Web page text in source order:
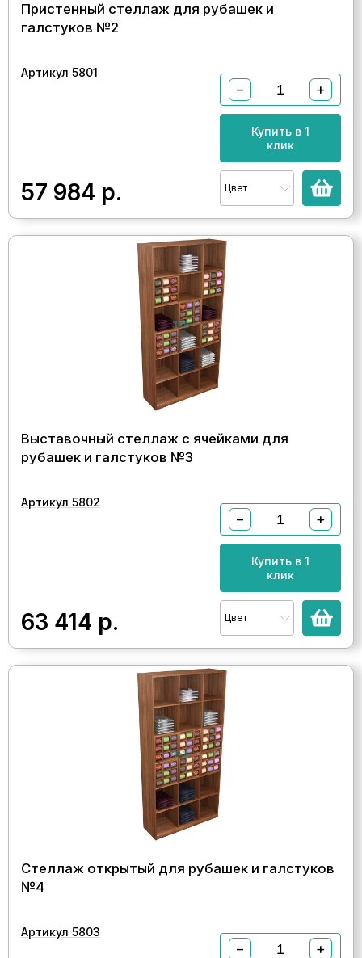
Пристенный стеллаж для рубашек и
галстуков №2
Артикул 5801
57 984 р.
− +
Купить в 1
клик
Цвет
Выставочный стеллаж с ячейками для
рубашек и галстуков №3
Артикул 5802
63 414 р.
− +
Купить в 1
клик
Цвет
Стеллаж открытый для рубашек и галстуков
№4
Артикул 5803
− +